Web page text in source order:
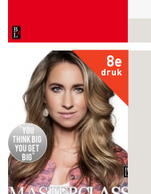
8e
druk